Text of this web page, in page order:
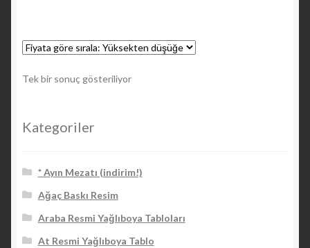
Tek bir sonuç gösteriliyor
Kategoriler
* Ayın Mezatı (indirim!)
Ağaç Baskı Resim
Araba Resmi Yağlıboya Tabloları
At Resmi Yağlıboya Tablo